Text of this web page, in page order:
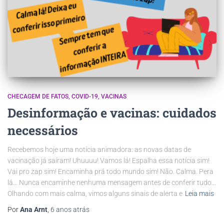
CHECAGEM DE FATOS COVID-19 VACINAS
Desinformação e vacinas: cuidados
necessários
Recebemos hoje uma notícia animadora: as novas datas de
vacinação já saíram! Uhuuuu! Vamos lá! Espalha essa notícia sim!
Vai pro zap sim! Encaminha prá todo mundo sim! Não. Calma. Pera
lá… Nunca encaminhe nenhuma mensagem antes de conferir tudo…
Olhando com mais calma, vimos alguns sinais de alerta e Leia mais
PorAna Arnt 6 anosatrás